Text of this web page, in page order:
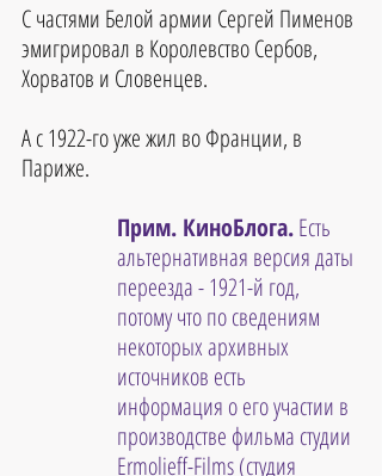
С частями Белой армии Сергей Пименов
эмигрировал в Королевство Сербов,
Хорватов и Словенцев.
А с 1922-го уже жил во Франции, в
Париже.
Прим. КиноБлога. Есть
альтернативная версия даты
переезда - 1921-й год,
потому что по сведениям
некоторых архивных
источников есть
информация о его участии в
производстве фильма студии
Ermolieff-Films (студия